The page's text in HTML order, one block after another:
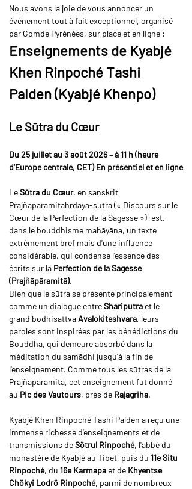
Nous avons la joie de vous annoncer un
événement tout à fait exceptionnel, organisé
par Gomde Pyrénées, sur place et en ligne :
Enseignements de Kyabjé
Khen Rinpoché Tashi
Palden (Kyabjé Khenpo)
Le Sūtra du Cœur
Du 25 juillet au 3 août 2026 – à 11 h (heure
d'Europe centrale, CET) En présentiel et en ligne
Le Sūtra du Cœur, en sanskrit
Prajñāpāramitāhṛdaya-sūtra (« Discours sur le
Cœur de la Perfection de la Sagesse »), est,
dans le bouddhisme mahāyāna, un texte
extrêmement bref mais d'une influence
considérable, qui condense l'essence des
écrits sur la Perfection de la Sagesse
(Prajñāpāramitā).
Bien que le sūtra se présente principalement
comme un dialogue entre Shariputra et le
grand bodhisattva Avalokiteshvara, leurs
paroles sont inspirées par les bénédictions du
Bouddha, qui demeure absorbé dans la
méditation du samādhi jusqu'à la fin de
l'enseignement. Comme tous les sūtras de la
Prajñāpāramitā, cet enseignement fut donné
au Pic des Vautours, près de Rajagriha.
Kyabjé Khen Rinpoché Tashi Palden a reçu une
immense richesse d'enseignements et de
transmissions de Sötrul Rinpoché, l'abbé du
monastère de Kyabjé au Tibet, puis du 11e Situ
Rinpoché, du 16e Karmapa et de Khyentse
Chökyi Lodrö Rinpoché, parmi de nombreux